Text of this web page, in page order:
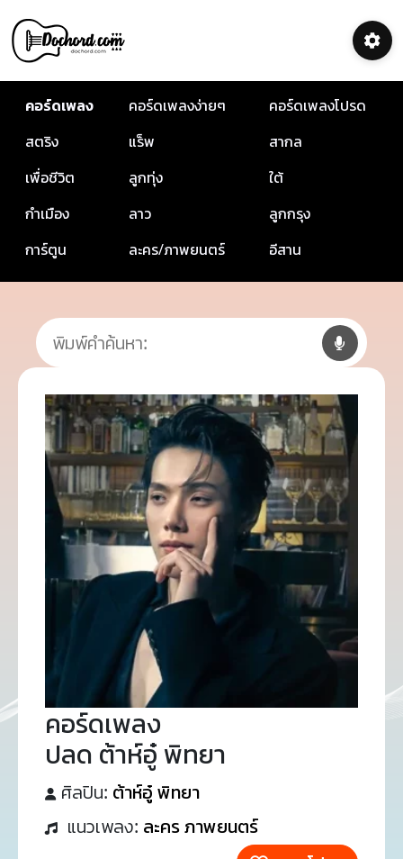
คอร์ดเพลง คอร์ดเพลงง่ายๆ
คอร์ดเพลงโปรด
สตริง
แร็พ
สากล
เพื่อชีวิต
ลูกทุ่ง
ใต้
กำเมือง
ลาว
ลูกกรุง
การ์ตูน
ละคร/ภาพยนตร์ อีสาน
คอร์ดเพลง
ปลด ต้าห์อู๋ พิทยา
ศิลปิน: ต้าห์อู๋ พิทยา
แนวเพลง: ละคร ภาพยนตร์